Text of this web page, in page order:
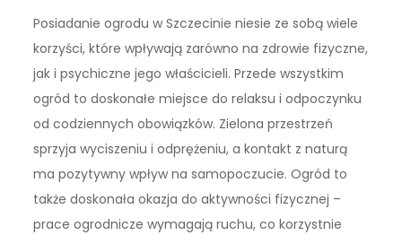
Posiadanie ogrodu w Szczecinie niesie ze sobą wiele
korzyści, które wpływają zarówno na zdrowie fizyczne,
jak i psychiczne jego właścicieli. Przede wszystkim
ogród to doskonałe miejsce do relaksu i odpoczynku
od codziennych obowiązków. Zielona przestrzeń
sprzyja wyciszeniu i odprężeniu, a kontakt z naturą
ma pozytywny wpływ na samopoczucie. Ogród to
także doskonała okazja do aktywności fizycznej –
prace ogrodnicze wymagają ruchu, co korzystnie